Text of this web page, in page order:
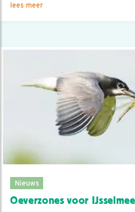
lees meer
Nieuws
Oeverzones voor